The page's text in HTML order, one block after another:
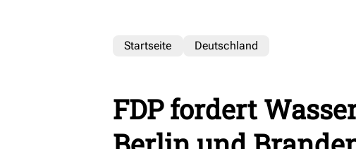
Startseite Deutschland
FDP fordert